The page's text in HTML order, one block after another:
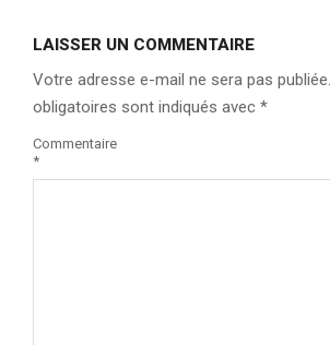
LAISSER UN COMMENTAIRE
Votre adresse e-mail ne sera pas publiée.
obligatoires sont indiqués avec *
Commentaire
*